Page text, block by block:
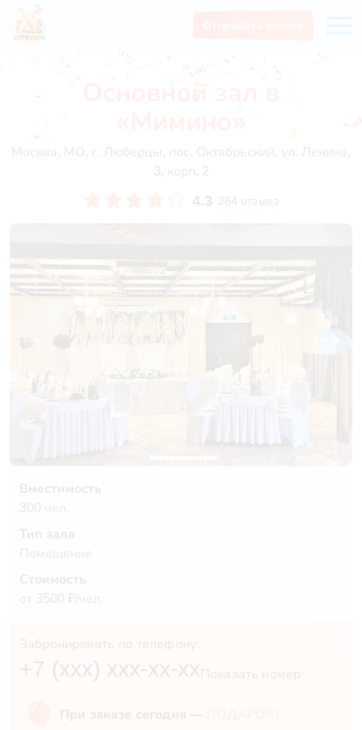
Основной зал в
Москва, МО, г. Люберцы, пос. Октябрьский, ул. Ленина,
3, корп. 2
4.3 264 отзыва
Вместимость
300 чел.
Тип зала
Помещение
Стоимость
от 3500 ₽/чел.
Забронировать по телефону:
+7 (xxx) xxx-xx-xx Показать номер
При заказе сегодня —